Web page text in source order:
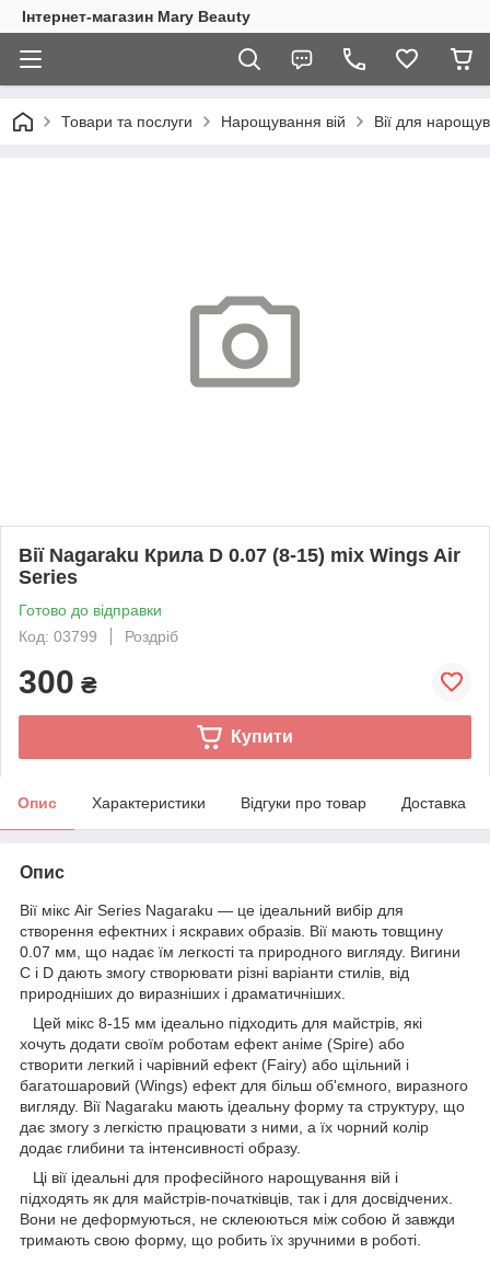
Інтернет-магазин Mary Beauty
Товари та послуги Нарощування вій Вії для
Вії Nagaraku Крила D 0.07 (8-15) mix Wings Air
Series
Готово до відправки
Код: 03799
Роздріб
300 ₴
Купити
Опис Характеристики Відгуки про товар Доставка
Опис
Вії мікс Air Series Nagaraku — це ідеальний вибір для
створення ефектних і яскравих образів. Вії мають товщину
0.07 мм, що надає їм легкості та природного вигляду. Вигини
C і D дають змогу створювати різні варіанти стилів, від
природніших до виразніших і драматичніших.
Цей мікс 8-15 мм ідеально підходить для майстрів, які
хочуть додати своїм роботам ефект аніме (Spire) або
створити легкий і чарівний ефект (Fairy) або щільний і
багатошаровий (Wings) ефект для більш об'ємного, виразного
вигляду. Вії Nagaraku мають ідеальну форму та структуру, що
дає змогу з легкістю працювати з ними, а їх чорний колір
додає глибини та інтенсивності образу.
Ці вії ідеальні для професійного нарощування вій і
підходять як для майстрів-початківців, так і для досвідчених.
Вони не деформуються, не склеюються між собою й завжди
тримають свою форму, що робить їх зручними в роботі.